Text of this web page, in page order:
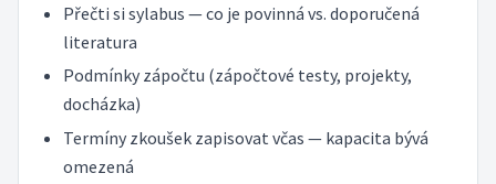
Přečti si sylabus — co je povinná vs. doporučená
literatura
Podmínky zápočtu (zápočtové testy, projekty,
docházka)
Termíny zkoušek zapisovat včas — kapacita bývá
omezená